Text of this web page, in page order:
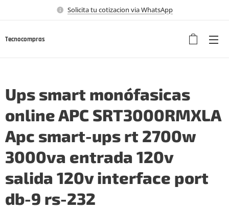
Solicita tu cotizacion via WhatsApp
Tecnocompras
Ups smart monófasicas
online APC SRT3000RMXLA
Apc smart-ups rt 2700w
3000va entrada 120v
salida 120v interface port
db-9 rs-232